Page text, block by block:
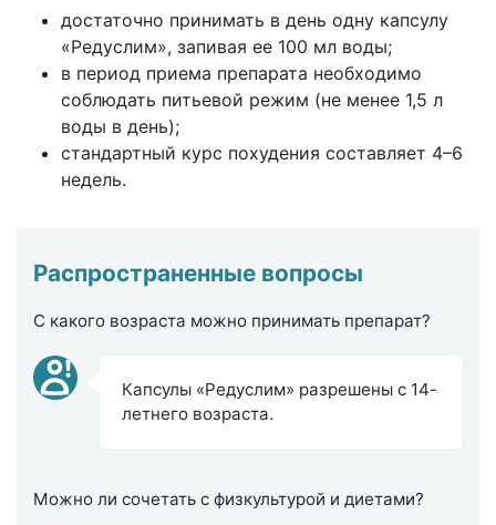
достаточно принимать в день одну капсулу
«Редуслим», запивая ее 100 мл воды;
в период приема препарата необходимо
соблюдать питьевой режим (не менее 1,5 л
воды в день);
стандартный курс похудения составляет 4–6
недель.
Распространенные вопросы
С какого возраста можно принимать препарат?
Капсулы «Редуслим» разрешены с 14-
летнего возраста.
Можно ли сочетать с физкультурой и диетами?